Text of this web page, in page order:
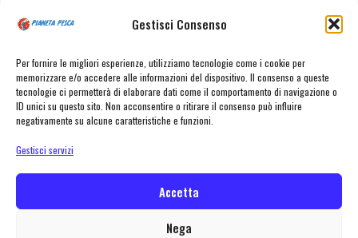
Gestisci Consenso
Per fornire le migliori esperienze, utilizziamo tecnologie come i cookie per
memorizzare e/o accedere alle informazioni del dispositivo. Il consenso a queste
tecnologie ci permetterà di elaborare dati come il comportamento di navigazione o
ID unici su questo sito. Non acconsentire o ritirare il consenso può influire
negativamente su alcune caratteristiche e funzioni.
Gestisci servizi
Accetta
Nega
© Pianeta Pesca Viale Marcello Finzi, 563 41122 Modena (MO) | P.I.